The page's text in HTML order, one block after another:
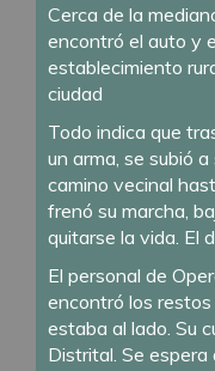
Cerca de la
encontró el auto y
establecimiento
ciudad
Todo indica que
un arma, se subió
camino vecinal
frenó su marcha,
quitarse la vida. El
El personal de
encontró los restos
estaba al lado. Su
Distrital. Se espera